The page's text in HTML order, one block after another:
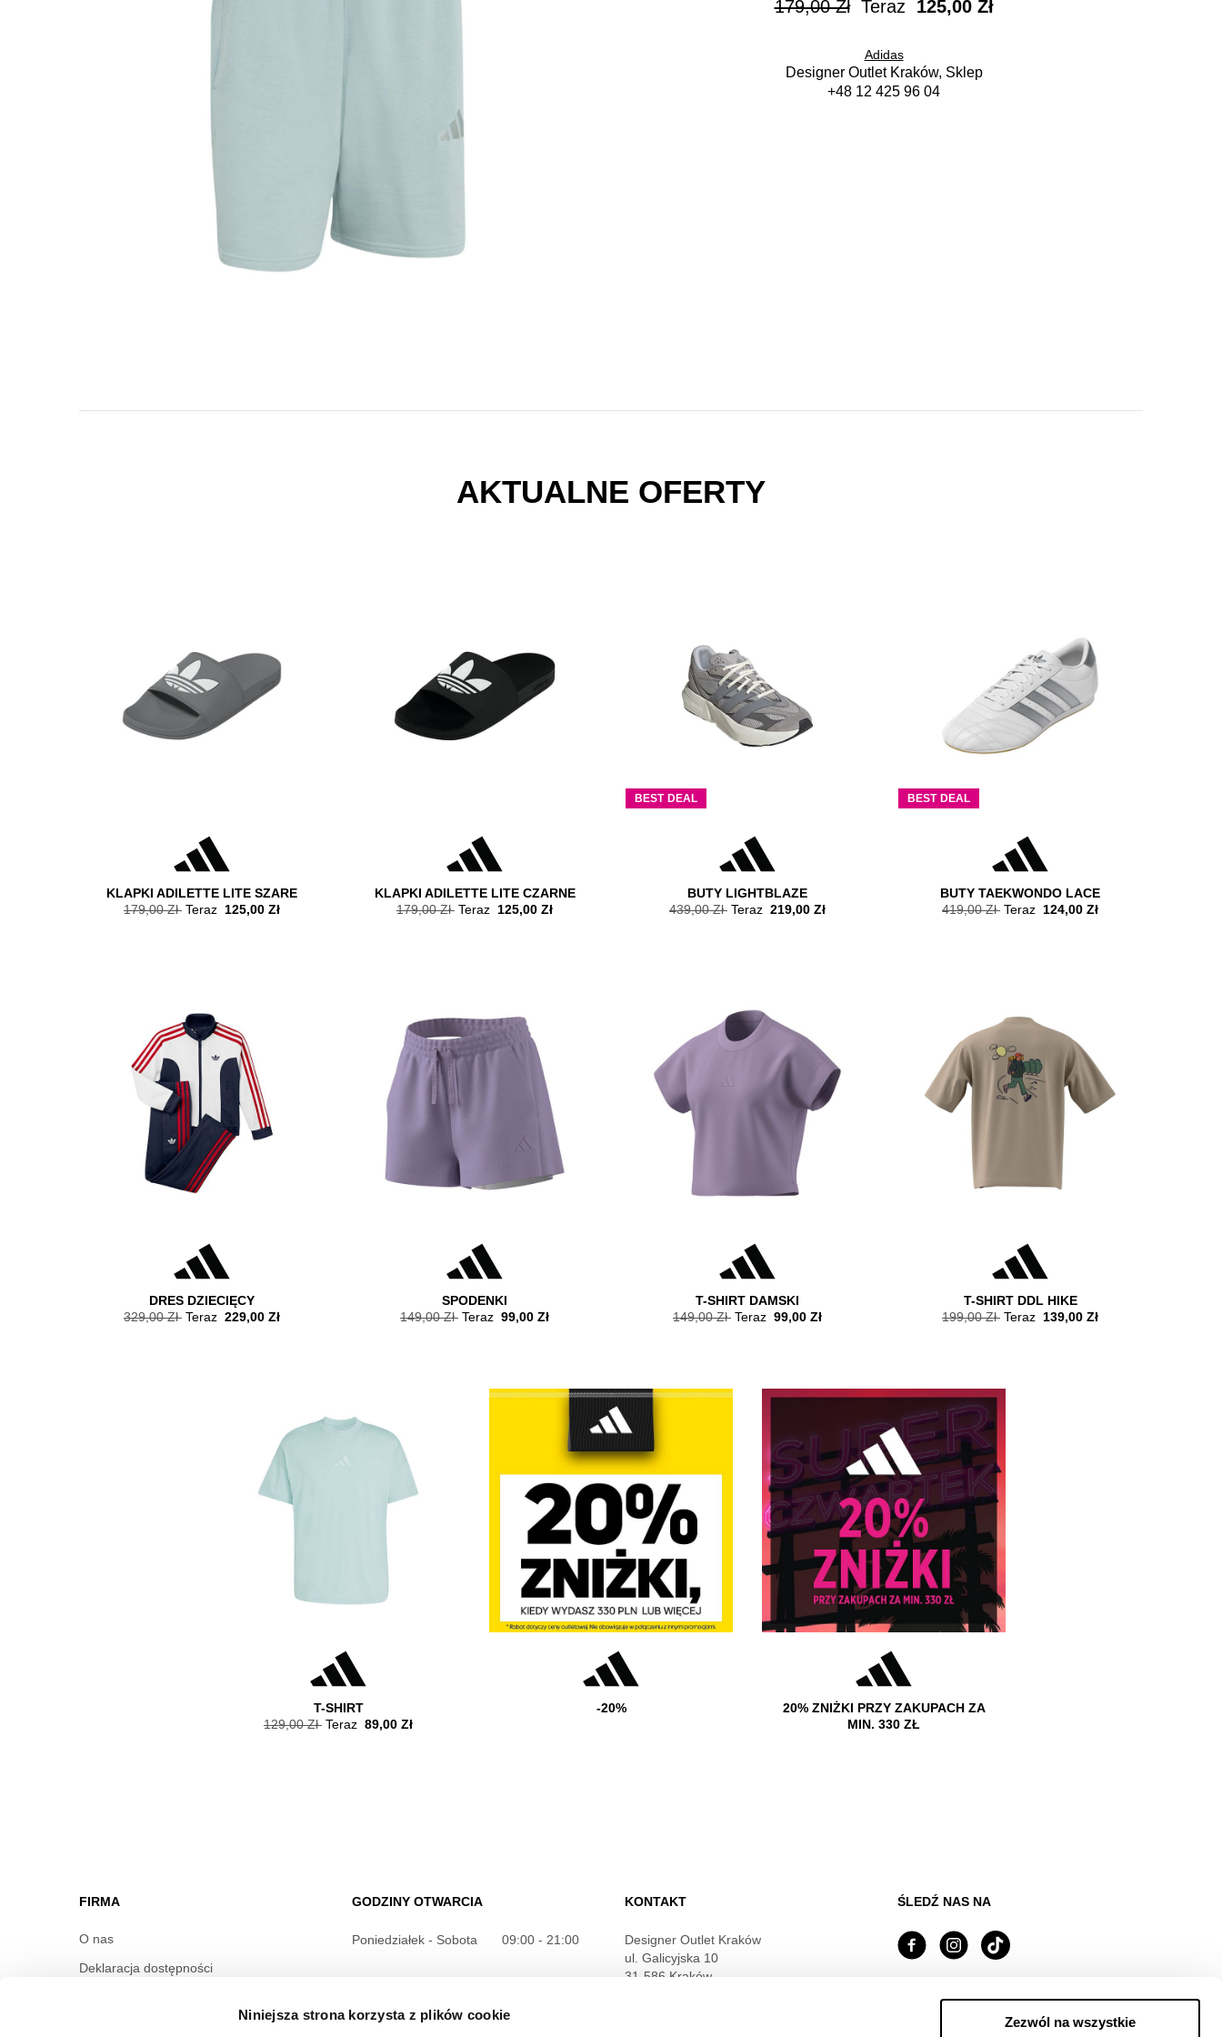
Niniejsza strona korzysta z plików cookie
Zezwól na wszystkie
179,00 ZłTeraz 125,00 Zł
Adidas
Designer Outlet Kraków, Sklep
+48 12 425 96 04
AKTUALNE OFERTY
KLAPKI ADILETTE LITE SZARE
179,00 Zł Teraz 125,00 Zł
KLAPKI ADILETTE LITE CZARNE
179,00 Zł Teraz 125,00 Zł
BEST DEAL
BUTY LIGHTBLAZE
439,00 Zł Teraz 219,00 Zł
BEST DEAL
BUTY TAEKWONDO LACE
419,00 Zł Teraz 124,00 Zł
DRES DZIECIĘCY
329,00 Zł Teraz 229,00 Zł
SPODENKI
149,00 Zł Teraz 99,00 Zł
T-SHIRT DAMSKI
149,00 Zł Teraz 99,00 Zł
T-SHIRT DDL HIKE
199,00 Zł Teraz 139,00 Zł
T-SHIRT
129,00 Zł Teraz 89,00 Zł
-20%
20% ZNIŻKI PRZY ZAKUPACH ZA
MIN. 330 ZŁ
FIRMA
O nas
Deklaracja dostępności
GODZINY OTWARCIA
Poniedziałek - Sobota 09:00 - 21:00
KONTAKT
Designer Outlet Kraków
ul. Galicyjska 10
31-586 Kraków
ŚLEDŹ NAS NA